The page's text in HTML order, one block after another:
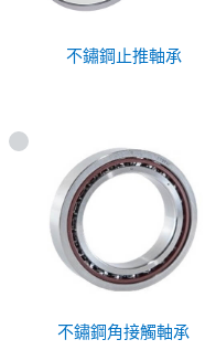
不鏽鋼止推軸承
不鏽鋼角接觸軸承